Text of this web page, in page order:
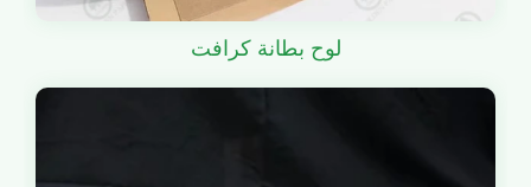
لوح بطانة كرافت